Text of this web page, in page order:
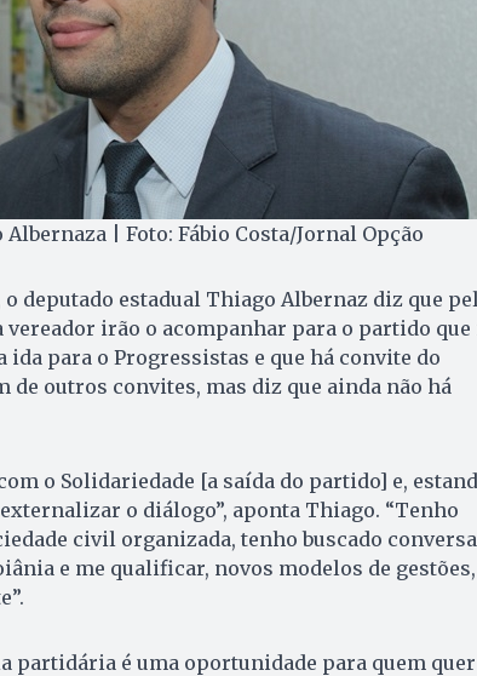
| Foto: Fábio Costa/Jornal Opção
deputado estadual Thiago Albernaz diz que
vereador irão o acompanhar para o partido que
para o Progressistas e que há convite do
de outros convites, mas diz que ainda não há
o Solidariedade [a saída do partido] e,
o diálogo”, aponta Thiago. “Tenho
civil organizada, tenho buscado
e me qualificar, novos modelos de gestões,
partidária é uma oportunidade para quem quer